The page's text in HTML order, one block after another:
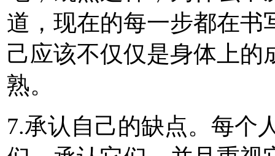
道，现在的每一步都在书
己应该不仅仅是身体上的
熟。
7.承认自己的缺点。每个